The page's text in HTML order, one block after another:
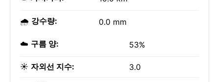
🌧️ 강수량: 0.0 mm
☁️ 구름 양: 53%
☀️ 자외선 지수: 3.0